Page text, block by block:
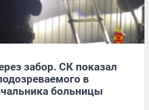
забор. СК показал
в
больницы